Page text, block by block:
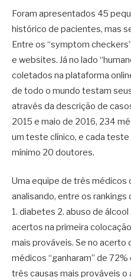
Foram apresentados 45
histórico de pacientes, mas
Entre os “symptom
e websites. Já no lado
coletados na plataforma
de todo o mundo testam
através da descrição de
2015 e maio de 2016, 234
um teste clínico, e cada
mínimo 20 doutores.
Uma equipe de três médicos
analisando, entre os
1. diabetes 2. abuso de
acertos na primeira
mais prováveis. Se no
médicos “ganharam” de
três causas mais prováveis